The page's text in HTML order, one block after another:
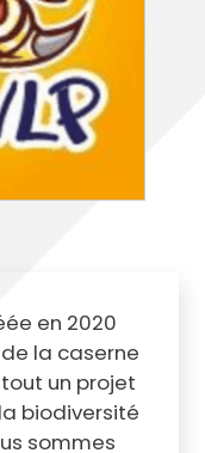
en 2020
la caserne
un projet
biodiversité
sommes